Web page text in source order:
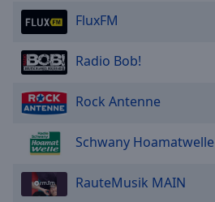
FluxFM
Radio Bob!
Rock Antenne
Schwany Hoamatwelle
RauteMusik MAIN